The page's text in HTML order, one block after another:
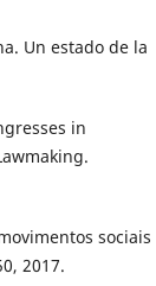
Un estado de la
in
sociais
2017.